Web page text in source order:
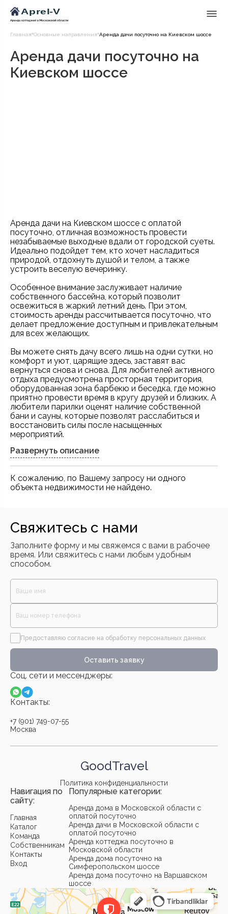
Главная Основные направления Аренда дачи посуточно на Киевском шоссе
Аренда дачи посуточно на
Киевском шоссе
Аренда дачи на Киевском шоссе с оплатой
посуточно, отличная возможность провести
незабываемые выходные вдали от городской суеты.
Идеально подойдет тем, кто хочет насладиться
природой, отдохнуть душой и телом, а также
устроить веселую вечеринку.
Особенное внимание заслуживает наличие
собственного бассейна, который позволит
освежиться в жаркий летний день. При этом,
стоимость аренды рассчитывается посуточно, что
делает предложение доступным и привлекательным
для всех желающих.
Вы можете снять дачу всего лишь на одни сутки, но
комфорт и уют, царящие здесь, заставят вас
вернуться снова и снова. Для любителей активного
отдыха предусмотрена просторная территория,
оборудованная зона барбекю и беседка, где можно
приятно провести время в кругу друзей и близких. А
любители парилки оценят наличие собственной
бани и сауны, которые позволят расслабиться и
восстановить силы после насыщенных
мероприятий.
Таким образом, аренда дачи на Киевском шоссе
мероприятий.
Развернуть описание
К сожалению, по Вашему запросу ни одного
объекта недвижимости не найдено.
Свяжитесь с нами
Заполните форму и мы свяжемся с вами в рабочее
время. Или свяжитесь с нами любым удобным
способом.
Предоставляю согласие на обработку персональных данных
Оставить заявку
Соц. сети и мессенджеры:
Контакты:
+7 (901) 749-07-55
Москва
GoodTravel
Политика конфиденциальности
Навигация по
сайту:
Главная
Каталог
Команда
Собственникам
Контакты
Вход
Популярные категории:
Аренда дома в Московской области с
оплатой посуточно
Аренда дачи в Московской области с
оплатой посуточно
Аренда коттеджа посуточно в
Московской области
Аренда дома посуточно на
Симферопольском шоссе
Аренда дома посуточно на Варшавском
шоссе